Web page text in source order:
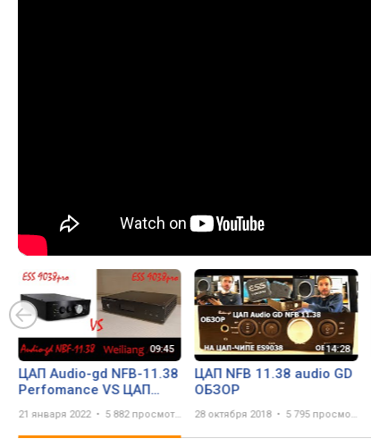
ЦАП Audio-gd NFB-11.38
Perfomance VS ЦАП
21 января 2022 5 882 просмотра
ЦАП NFB 11.38 audio GD
ОБЗОР
28 октября 2018 5 795 просмотров